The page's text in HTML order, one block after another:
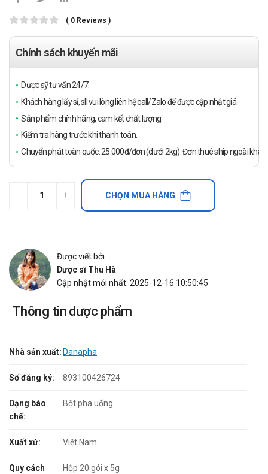
( 0 Reviews )
Chính sách khuyến mãi
Dược sỹ tư vấn 24/7.
Khách hàng lấy sỉ, sll vui lòng liên hệ call/Zalo để được cập nhật giá
Sản phẩm chính hãng, cam kết chất lượng.
Kiểm tra hàng trước khi thanh toán.
Chuyển phát toàn quốc: 25.000đ/đơn (dưới 2kg). Đơn thuê ship ngoài
CHỌN MUA HÀNG
Được viết bởi
Dược sĩ Thu Hà
Cập nhật mới nhất: 2025-12-16 10:50:45
Thông tin dược phẩm
Nhà sản xuất: Danapha
Số đăng ký: 893100426724
Dạng bào
chế:
Bột pha uống
Xuất xứ: Việt Nam
Quy cách
Hộp 20 gói x 5g